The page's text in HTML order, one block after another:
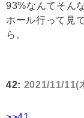
93%なんてそん
ホール行って見
ら。
42: 2021/11/11(